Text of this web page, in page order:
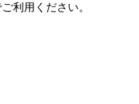
利用ください。